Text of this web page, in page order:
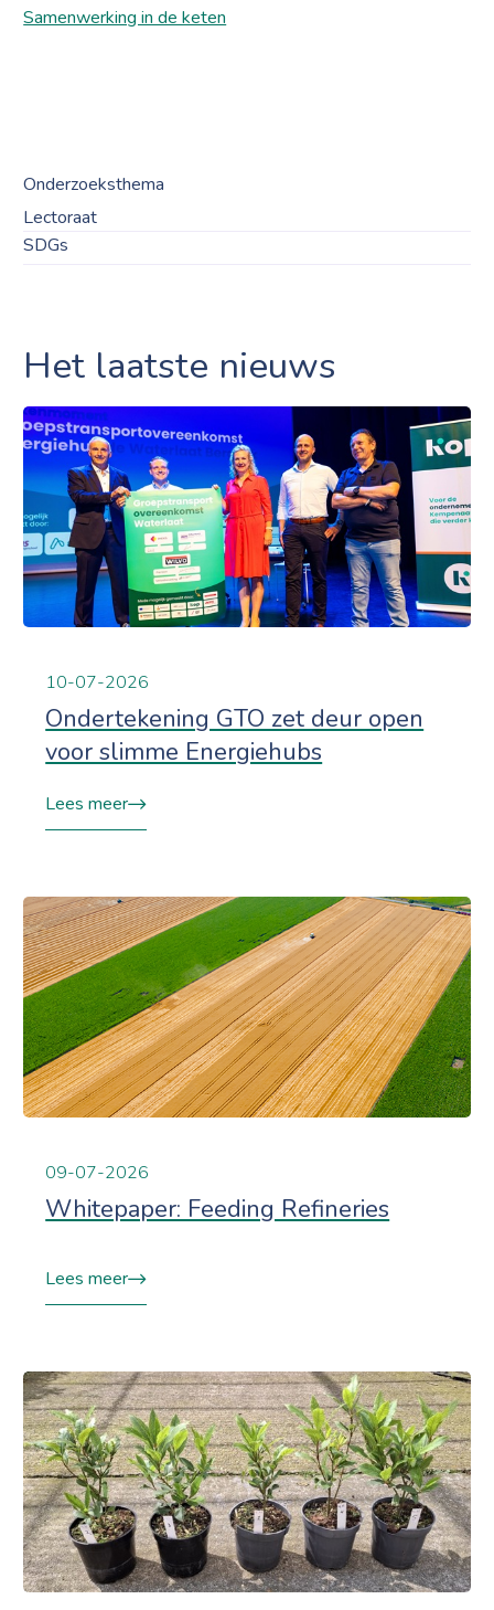
Samenwerking in de keten
Onderzoeksthema
Lectoraat
SDGs
Het laatste nieuws
10-07-2026
Ondertekening GTO zet deur open
voor slimme Energiehubs
Lees meer
09-07-2026
Whitepaper: Feeding Refineries
Lees meer